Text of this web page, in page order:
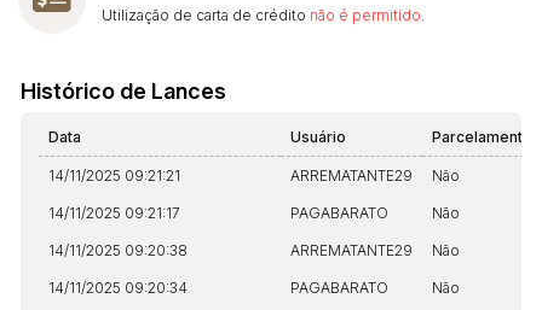
Utilização de carta de crédito não é permitido
Histórico de Lances
Data Usuário Parcelamento
14/11/2025 09:21:21 ARREMATANTE29 Não
14/11/2025 09:21:17 PAGABARATO Não
14/11/2025 09:20:38 ARREMATANTE29 Não
14/11/2025 09:20:34 PAGABARATO Não